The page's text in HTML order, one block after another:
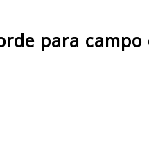
para campo